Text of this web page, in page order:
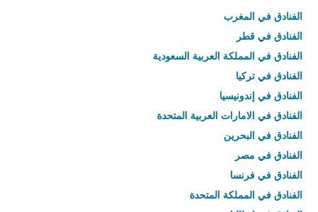
الفنادق في المغرب
الفنادق في قطر
الفنادق في المملكة العربية السعودية
الفنادق في تركيا
الفنادق في إندونيسيا
الفنادق في الامارات العربية المتحدة
الفنادق في البحرين
الفنادق في مصر
الفنادق في فرنسا
الفنادق في المملكة المتحدة